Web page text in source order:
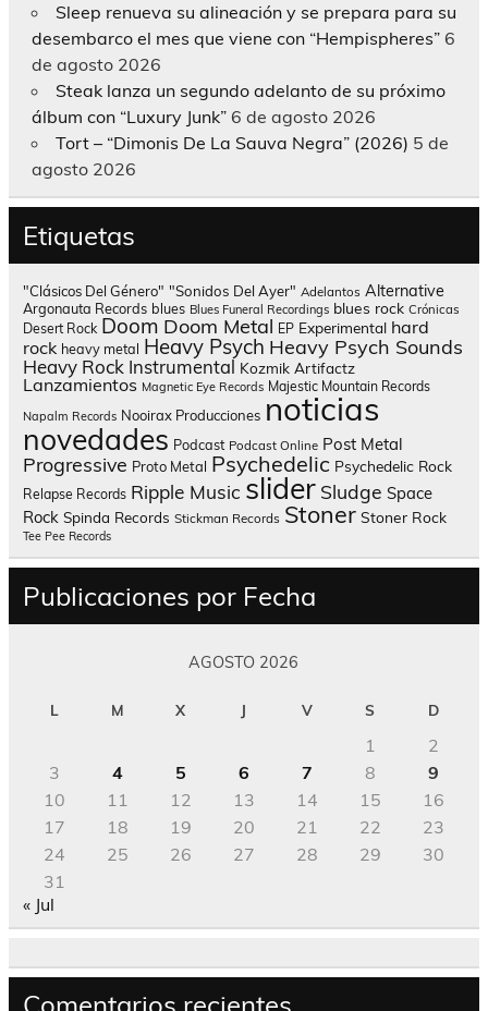
Sleep renueva su alineación y se prepara para su
desembarco el mes que viene con “Hempispheres” 6
de agosto 2026
Steak lanza un segundo adelanto de su próximo
álbum con “Luxury Junk” 6 de agosto 2026
Tort – “Dimonis De La Sauva Negra” (2026) 5 de
agosto 2026
Etiquetas
"Clásicos Del Género" "Sonidos Del Ayer" Adelantos Alternative
Argonauta Records blues Blues Funeral Recordings blues rock Crónicas
Desert Rock Doom Doom Metal EP Experimental hard
rock heavy metal Heavy Psych Heavy Psych Sounds
Heavy Rock Instrumental Kozmik Artifactz
Lanzamientos Magnetic Eye Records Majestic Mountain Records
Napalm Records Nooirax Producciones noticias
novedades Podcast Podcast Online Post Metal
Progressive Proto Metal Psychedelic Psychedelic Rock
Relapse Records Ripple Music slider Sludge Space
Rock Spinda Records Stickman Records Stoner Stoner Rock
Tee Pee Records
Publicaciones por Fecha
AGOSTO 2026
L M X J V S D
1
2
3
4 5 6 7 8
9
10
11 12 13 14 15
16
17
18 19 20 21 22
23
24
25 26 27 28 29
30
31
« Jul